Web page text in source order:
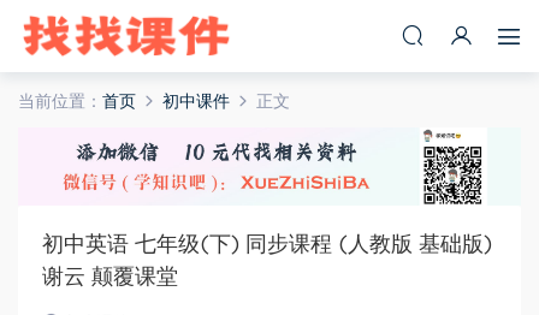
当前位置： 首页 初中课件 正文
初中英语 七年级(下) 同步课程 (人教版 基础版)
谢云 颠覆课堂